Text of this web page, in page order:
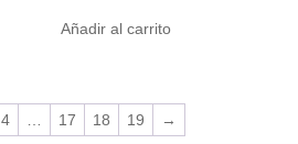
Añadir al carrito
4 17 18 19 →